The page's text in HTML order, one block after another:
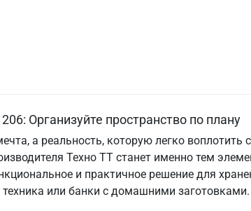
Организуйте пространство по плану
а реальность, которую легко
Техно ТТ станет именно тем
и практичное решение для
или банки с домашними заготовками.